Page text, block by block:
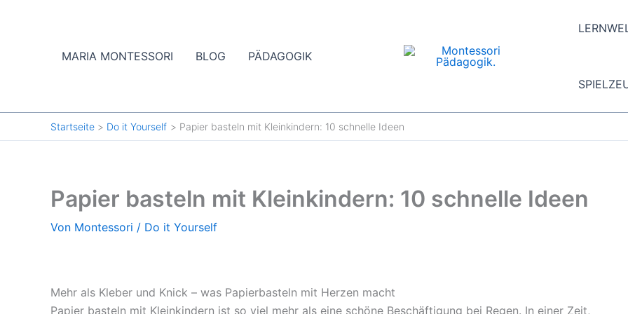
MARIA MONTESSORI
BLOG PÄDAGOGIK
Startseite Do it Yourself Papier basteln mit Kleinkindern: 10 schnelle Ideen
Papier basteln mit Kleinkindern: 10 schnelle Ideen
Von Montessori / Do it Yourself
Mehr als Kleber und Knick – was Papierbasteln mit Herzen macht
Papier basteln mit Kleinkindern ist so viel mehr als eine schöne Beschäftigung bei Regen. In einer Zeit,